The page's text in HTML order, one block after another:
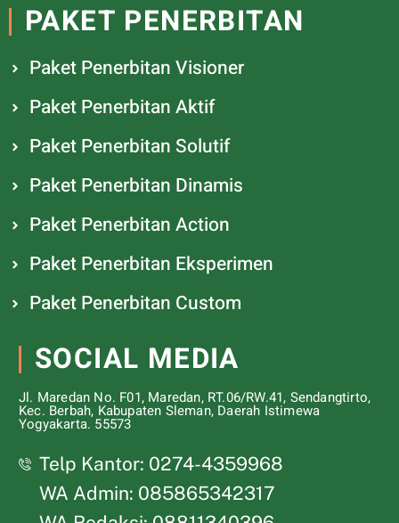
PAKET PENERBITAN
Paket Penerbitan Visioner
Paket Penerbitan Aktif
Paket Penerbitan Solutif
Paket Penerbitan Dinamis
Paket Penerbitan Action
Paket Penerbitan Eksperimen
Paket Penerbitan Custom
SOCIAL MEDIA
Jl. Maredan No. F01, Maredan, RT.06/RW.41, Sendangtirto,
Kec. Berbah, Kabupaten Sleman, Daerah Istimewa
Yogyakarta. 55573
Telp Kantor: 0274-4359968
WA Admin: 085865342317